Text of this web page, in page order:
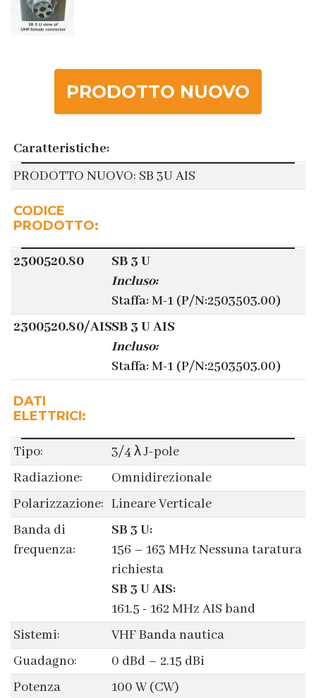
PRODOTTO NUOVO
Caratteristiche:
PRODOTTO NUOVO: SB 3U AIS
CODICE
PRODOTTO:
2300520.80
SB 3 U
Incluso:
Staffa: M-1 (P/N:2503503.00)
2300520.80/AISSB 3 U AIS
Incluso:
Staffa: M-1 (P/N:2503503.00)
DATI
ELETTRICI:
Tipo:
3/4 λ J-pole
Radiazione:
Omnidirezionale
Polarizzazione: Lineare Verticale
Banda di
frequenza:
SB 3 U:
156 – 163 MHz Nessuna taratura
richiesta
SB 3 U AIS:
161.5 - 162 MHz AIS band
Sistemi:
VHF Banda nautica
Guadagno:
0 dBd – 2.15 dBi
Potenza
100 W (CW)